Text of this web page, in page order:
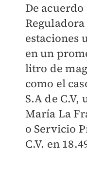
De
estaciones
en un
litro de
como el
S.A de C.V,
María La
o Servicio
C.V. en